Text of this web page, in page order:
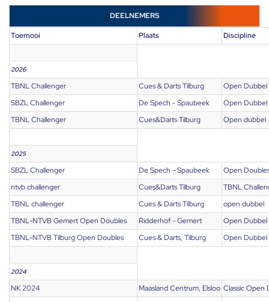
DEELNEMERS
Toernooi Plaats Discipline
2026
TBNL Challenger Cues & Darts Tilburg
Open Dubbel
SBZL Challenger
De Spech - Spaubeek
Open Dubbel
TBNL Challenger
Cues&Darts Tilburg Open dubbel
2025
SBZL Challenger De Spech - Spaubeek
Open
ntvb challenger
Cues&Darts Tilburg
TBNL
TBNL challenger
Cues & Darts Tilburg
open dubbel
TBNL-NTVB Gemert Open Doubles
Ridderhof - Gemert
Open Dubbel
TBNL-NTVB Tilburg Open Doubles
Cues & Darts, Tilburg Open Dubbel
2024
NK 2024 Maasland Centrum, Elsloo Classic Open